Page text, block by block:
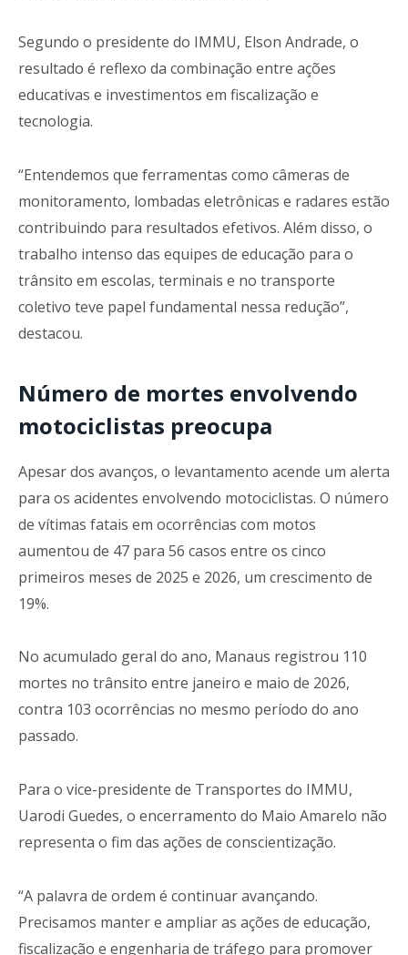
Segundo o presidente do IMMU, Elson Andrade, o
resultado é reflexo da combinação entre ações
educativas e investimentos em fiscalização e
tecnologia.
“Entendemos que ferramentas como câmeras de
monitoramento, lombadas eletrônicas e radares estão
contribuindo para resultados efetivos. Além disso, o
trabalho intenso das equipes de educação para o
trânsito em escolas, terminais e no transporte
coletivo teve papel fundamental nessa redução”,
destacou.
Número de mortes envolvendo
motociclistas preocupa
Apesar dos avanços, o levantamento acende um alerta
para os acidentes envolvendo motociclistas. O número
de vítimas fatais em ocorrências com motos
aumentou de 47 para 56 casos entre os cinco
primeiros meses de 2025 e 2026, um crescimento de
19%.
No acumulado geral do ano, Manaus registrou 110
mortes no trânsito entre janeiro e maio de 2026,
contra 103 ocorrências no mesmo período do ano
passado.
Para o vice-presidente de Transportes do IMMU,
Uarodi Guedes, o encerramento do Maio Amarelo não
representa o fim das ações de conscientização.
“A palavra de ordem é continuar avançando.
Precisamos manter e ampliar as ações de educação,
fiscalização e engenharia de tráfego para promover